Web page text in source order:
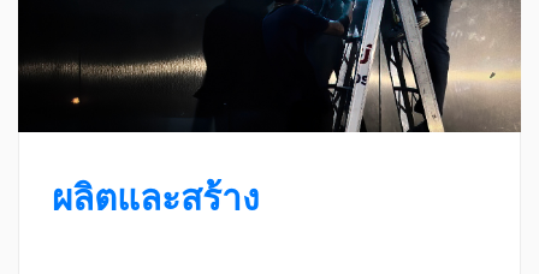
ผลิตและสร้าง